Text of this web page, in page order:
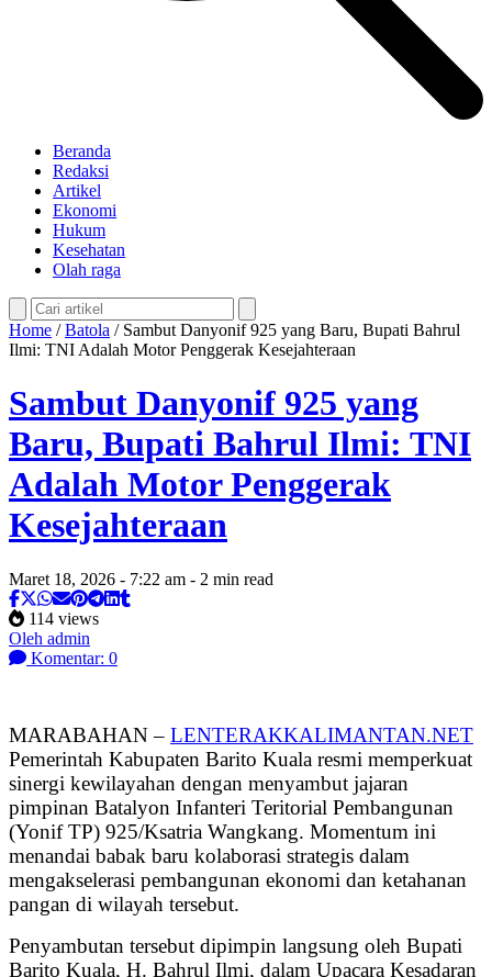
Beranda
Redaksi
Artikel
Ekonomi
Hukum
Kesehatan
Olah raga
Home /Batola / Sambut Danyonif 925 yang Baru, Bupati Bahrul
Ilmi: TNI Adalah Motor Penggerak Kesejahteraan
Sambut Danyonif 925 yang
Baru, Bupati Bahrul Ilmi: TNI
Adalah Motor Penggerak
Kesejahteraan
Maret 18, 2026 - 7:22 am - 2 min read
114 views
Oleh admin
Komentar: 0
MARABAHAN – LENTERAKKALIMANTAN.NET
Pemerintah Kabupaten Barito Kuala resmi memperkuat
sinergi kewilayahan dengan menyambut jajaran
pimpinan Batalyon Infanteri Teritorial Pembangunan
(Yonif TP) 925/Ksatria Wangkang. Momentum ini
menandai babak baru kolaborasi strategis dalam
mengakselerasi pembangunan ekonomi dan ketahanan
pangan di wilayah tersebut.
Penyambutan tersebut dipimpin langsung oleh Bupati
Barito Kuala, H. Bahrul Ilmi, dalam Upacara Kesadaran